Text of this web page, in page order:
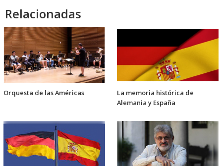
Relacionadas
Orquesta de las Américas
La memoria histórica de
Alemania y España